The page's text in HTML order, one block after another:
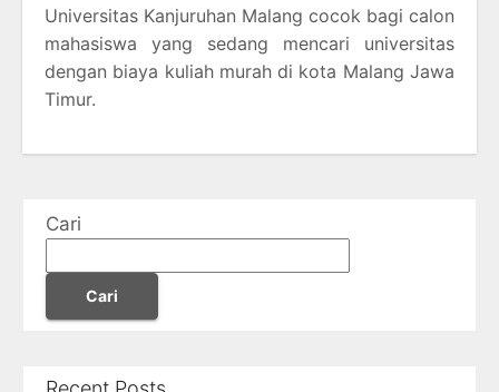
Universitas Kanjuruhan Malang cocok bagi calon
mahasiswa yang sedang mencari universitas
dengan biaya kuliah murah di kota Malang Jawa
Timur.
Cari
Cari